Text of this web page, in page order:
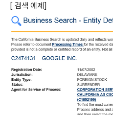
[ 검색 예제]